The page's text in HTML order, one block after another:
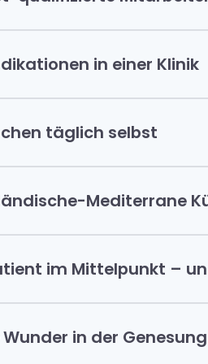
in einer Klinik
täglich selbst
Mediterrane
im Mittelpunkt –
Wunder in der